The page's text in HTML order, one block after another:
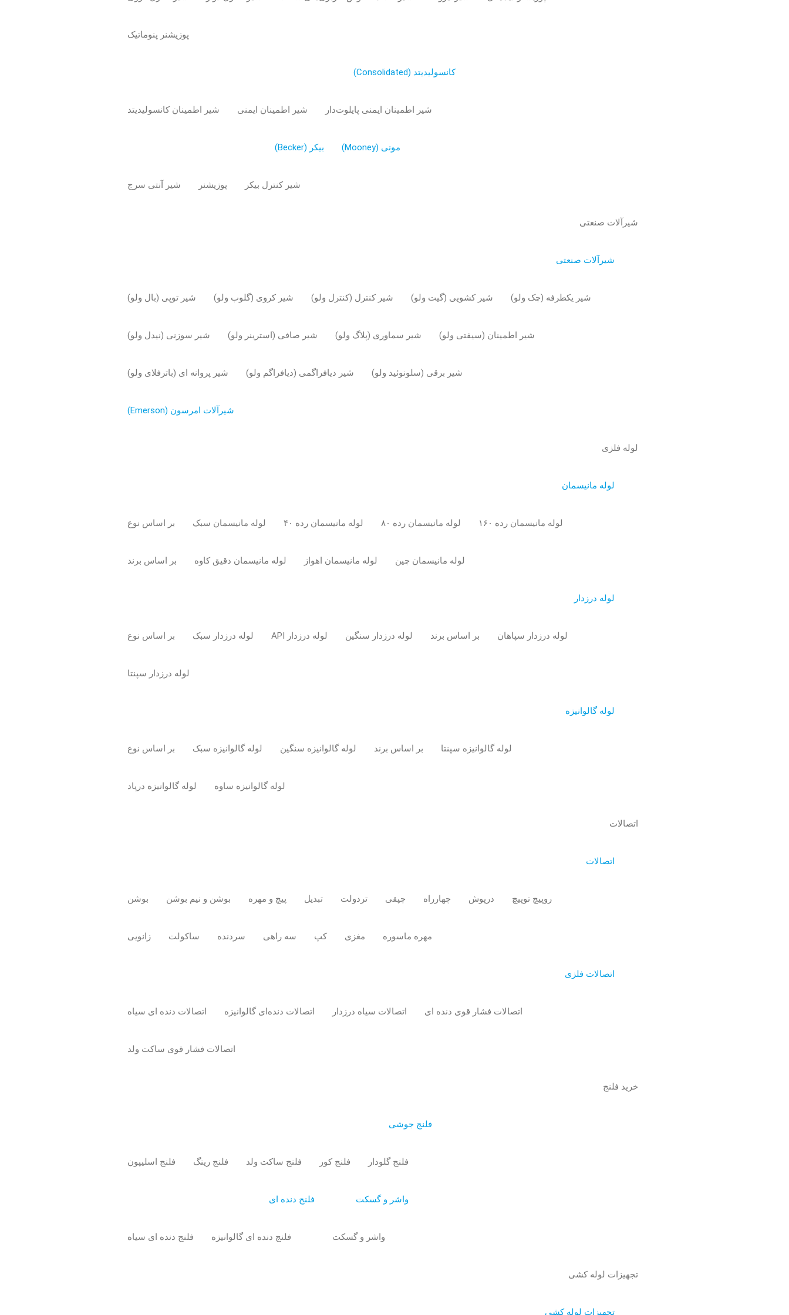
پوزیشنر پنوماتیک
کانسولیدیتد (Consolidated)
شیر اطمینان کانسولیدیتد شیر اطمینان ایمنی شیر اطمینان ایمنی پایلوت‌دار
بیکر (Becker)
شیر آنتی سرج پوزیشنر شیر کنترل بیکر
مونی (Mooney)
شیرآلات صنعتی
شیرآلات صنعتی
شیر توپی (بال ولو) شیر کروی (گلوب ولو) شیر کنترل (کنترل ولو) شیر کشویی (گیت ولو) شیر یکطرفه (چک ولو)
شیر سوزنی (نیدل ولو) شیر صافی (استرینر ولو) شیر سماوری (پلاگ ولو) شیر اطمینان (سیفتی ولو)
شیر پروانه ای (باترفلای ولو) شیر دیافراگمی (دیافراگم ولو) شیر برقی (سلونوئید ولو)
شیرآلات امرسون (Emerson)
لوله فلزی
لوله مانیسمان
بر اساس نوع لوله مانیسمان سبک لوله مانیسمان رده ۴۰ لوله مانیسمان رده ۸۰ لوله مانیسمان رده ۱۶۰
بر اساس برند لوله مانیسمان دقیق کاوه لوله مانیسمان اهواز لوله مانیسمان چین
لوله درزدار
بر اساس نوع لوله درزدار سبک لوله درزدار API لوله درزدار سنگین بر اساس برند لوله درزدار سپاهان
لوله درزدار سپنتا
لوله گالوانیزه
بر اساس نوع لوله گالوانیزه سبک لوله گالوانیزه سنگین بر اساس برند لوله گالوانیزه سپنتا
لوله گالوانیزه درپاد لوله گالوانیزه ساوه
اتصالات
اتصالات
بوشن بوشن و نیم بوشن پیچ و مهره تبدیل تردولت چپقی چهارراه درپوش روپیچ توپیچ
زانویی ساکولت سردنده سه راهی کپ مغزی مهره ماسوره
اتصالات فلزی
اتصالات دنده‌ ای سیاه اتصالات دنده‌ای گالوانیزه اتصالات سیاه درزدار اتصالات فشار قوی دنده ای
اتصالات فشار قوی ساکت ولد
خرید فلنج
فلنج جوشی
فلنج اسلیپون فلنج رینگ فلنج ساکت ولد فلنج کور فلنج گلودار
فلنج دنده ای
فلنج دنده ای سیاه فلنج دنده ای گالوانیزه
واشر و گسکت
واشر و گسکت
تجهیزات لوله کشی
تجهیزات لوله کشی